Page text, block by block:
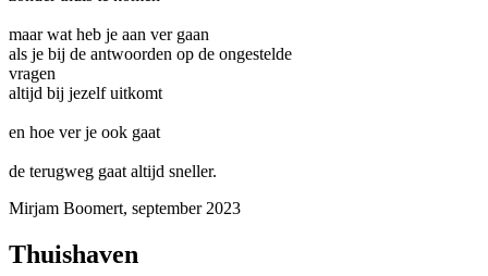
maar wat heb je aan ver gaan
als je bij de antwoorden op de ongestelde
vragen
altijd bij jezelf uitkomt
en hoe ver je ook gaat
de terugweg gaat altijd sneller.
Mirjam Boomert, september 2023
Thuishaven